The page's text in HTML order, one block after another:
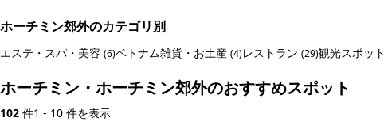
ホーチミン郊外のカテゴリ別
エステ・スパ・美容 (6)ベトナム雑貨・お土産 (4)レストラン (29)観光スポット
ホーチミン・ホーチミン郊外のおすすめスポット
102 件1 - 10 件を表示